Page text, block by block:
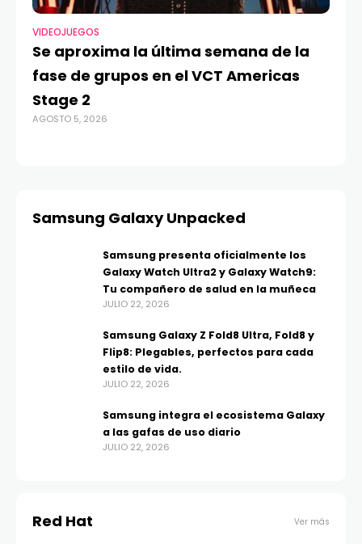
VIDEOJUEGOS
Se aproxima la última semana de la
fase de grupos en el VCT Americas
Stage 2
AGOSTO 5, 2026
Samsung Galaxy Unpacked
Samsung presenta oficialmente los
Galaxy Watch Ultra2 y Galaxy Watch9:
Tu compañero de salud en la muñeca
JULIO 22, 2026
Samsung Galaxy Z Fold8 Ultra, Fold8 y
Flip8: Plegables, perfectos para cada
estilo de vida.
JULIO 22, 2026
Samsung integra el ecosistema Galaxy
a las gafas de uso diario
JULIO 22, 2026
Red Hat Ver más